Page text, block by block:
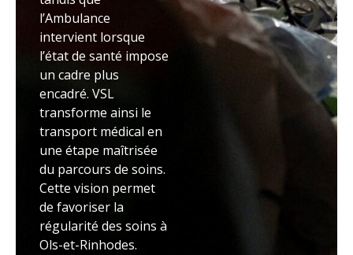
l’Ambulance
intervient lorsque
l’état de santé impose
un cadre plus
encadré. VSL
transforme ainsi le
transport médical en
une étape maîtrisée
du parcours de soins.
Cette vision permet
de favoriser la
régularité des soins à
Ols-et-Rinhodes.